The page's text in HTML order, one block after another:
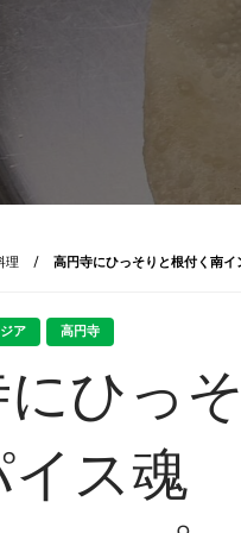
理 高円寺にひっそりと根付く南
ア 高円寺
ひっ
イス魂